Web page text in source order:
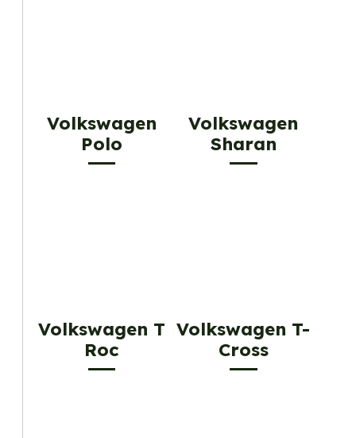
Volkswagen
Polo
Volkswagen
Sharan
Volkswagen T
Roc
Volkswagen T-
Cross